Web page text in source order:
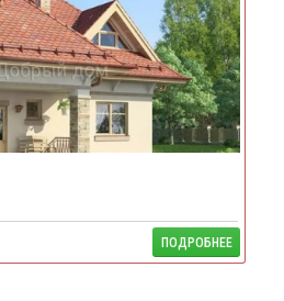
ПОДРОБНЕЕ